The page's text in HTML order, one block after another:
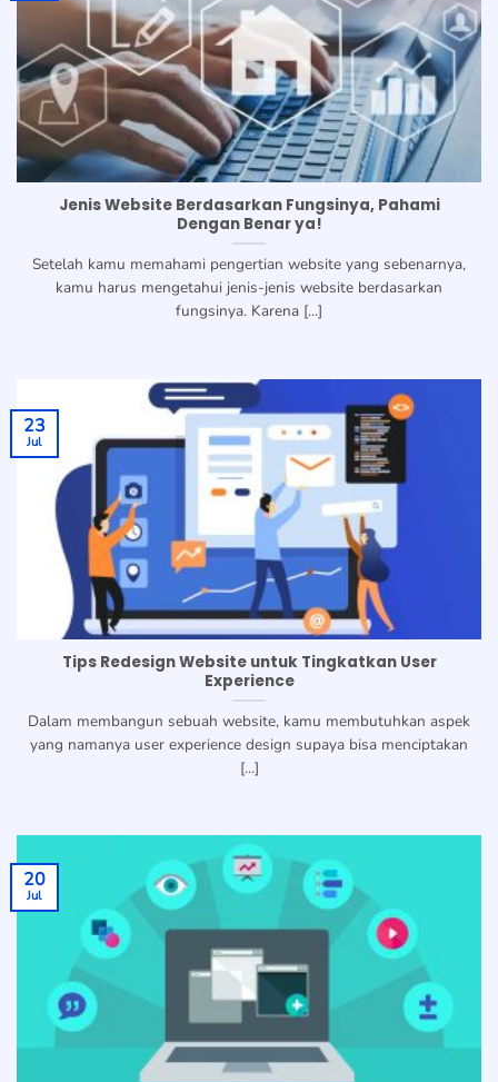
Jenis Website Berdasarkan Fungsinya, Pahami
Dengan Benar ya!
Setelah kamu memahami pengertian website yang sebenarnya,
kamu harus mengetahui jenis-jenis website berdasarkan
fungsinya. Karena [...]
Tips Redesign Website untuk Tingkatkan User
Experience
Dalam membangun sebuah website, kamu membutuhkan aspek
yang namanya user experience design supaya bisa menciptakan
[...]
23
Jul
20
Jul